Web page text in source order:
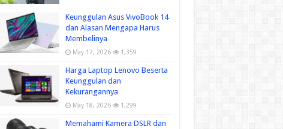
Keunggulan Asus VivoBook 14
dan Alasan Mengapa Harus
Membelinya
May 17, 2026 1,359
Harga Laptop Lenovo Beserta
Keunggulan dan
Kekurangannya
May 18, 2026 1,299
Memahami Kamera DSLR dan